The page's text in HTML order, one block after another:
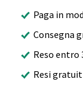
Paga in
Consegna
Reso entro
Resi